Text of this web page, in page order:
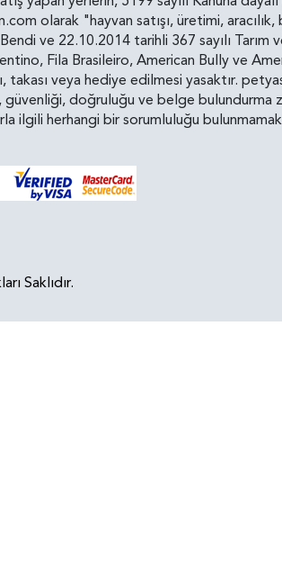
olarak "hayvan satışı, üretimi, aracılık,
ve 22.10.2014 tarihli 367 sayılı Tarım
Fila Brasileiro, American Bully ve
takası veya hediye edilmesi yasaktır.
doğruluğu ve belge bulundurma
ilgili herhangi bir sorumluluğu
Saklıdır.